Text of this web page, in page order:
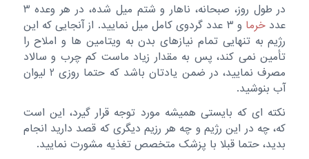
در طول روز، صبحانه، ناهار و شتم میل شده، در هر وعده 3
عدد خرما
و 3 عدد گردوی کامل میل نمایید. از آنجایی که این
رژیم به تنهایی تمام نیازهای بدن به ویتامین ها و املاح را
تأمین نمی کند، پس به مقدار زیاد ماست کم چرب و سالاد
مصرف نمایید، در ضمن یادتان باشد که حتما روزی 2 لیوان
آب بنوشید.
نکته ای که بایستی همیشه مورد توجه قرار گیرد، این است
که، چه در این رژیم و چه هر رزیم دیگری که قصد دارید انجام
بدید، حتما قبلا با پزشک متخصص تغذیه مشورت نمایید.